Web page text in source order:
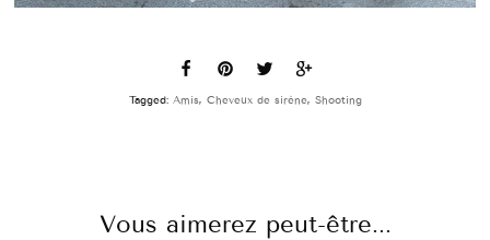
Tagged: Amis, Cheveux de sirène, Shooting
Vous aimerez peut-être...